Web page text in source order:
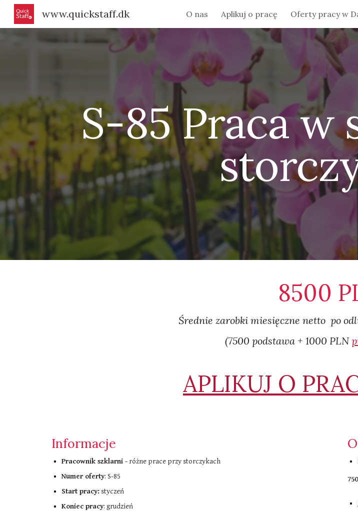
Skip to main content
www.quickstaff.dk O nas Aplikuj o pracę Oferty pracy w
S-85 Praca w
8500
Średnie zarobki miesięczne netto po
(7500 podstawa + 1000 PLN
APLIKUJ O
Informacje
Pracownik szklarni -różne prace przy storczykach
Numer oferty: S-85
Start pracy:styczeń
Koniec pracy: grudzień
75